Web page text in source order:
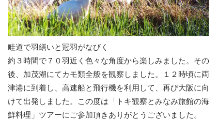
畦道で羽繕いと冠羽がなびく
約３時間で７０羽近く色々な角度から楽しみました。その
後、加茂湖にてカモ類全般を観察しました。１２時頃に両
津港に到着し、高速船と飛行機を利用して、再び大阪に向
けて出発しました。この度は「トキ観察とみなみ旅館の海
鮮料理」ツアーにご参加頂きありがとうございました。